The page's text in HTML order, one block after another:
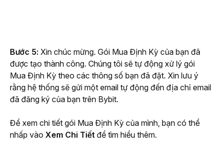
Bước 5: Xin chúc mừng. Gói Mua Định Kỳ của bạn đã
được tạo thành công. Chúng tôi sẽ tự động xử lý gói
Mua Định Kỳ theo các thông số bạn đã đặt. Xin lưu ý
rằng hệ thống sẽ gửi một email tự động đến địa chỉ email
đã đăng ký của bạn trên Bybit.
Để xem chi tiết gói Mua Định Kỳ của mình, bạn có thể
nhấp vào Xem Chi Tiết để tìm hiểu thêm.